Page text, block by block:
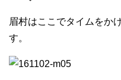
眉村はここでタイムをか
す。